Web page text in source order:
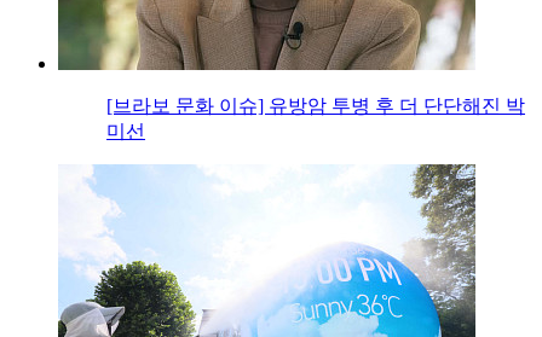
[브라보 문화 이슈] 유방암 투병 후 더 단단해진 박
미선